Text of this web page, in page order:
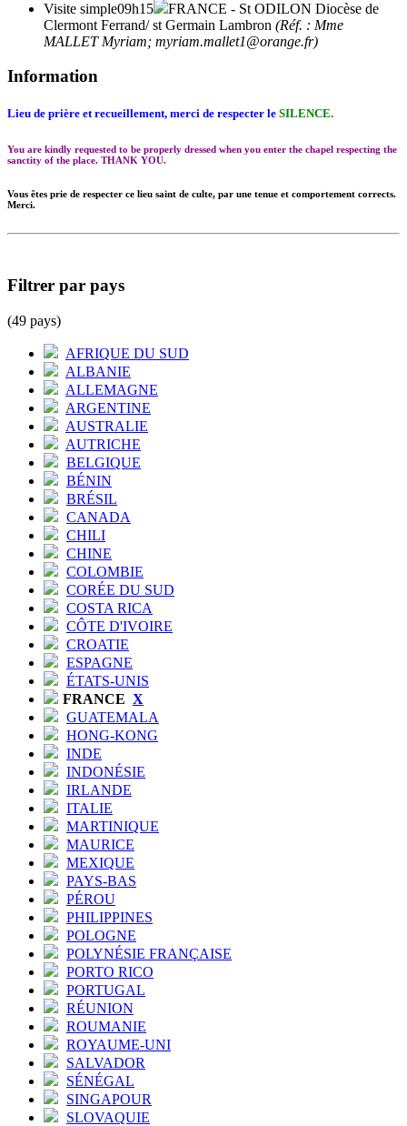
Visite simple09h15 FRANCE - St ODILON Diocèse de
Clermont Ferrand/ st Germain Lambron (Réf. : Mme
MALLET Myriam; myriam.mallet1@orange.fr)
Information
Lieu de prière et recueillement, merci de respecter le SILENCE.
You are kindly requested to be properly dressed when you enter the chapel respecting the
sanctity of the place. THANK YOU.
Vous êtes prie de respecter ce lieu saint de culte, par une tenue et comportement corrects.
Merci.
Filtrer par pays
(49 pays)
AFRIQUE DU SUD
ALBANIE
ALLEMAGNE
ARGENTINE
AUSTRALIE
AUTRICHE
BELGIQUE
BÉNIN
BRÉSIL
CANADA
CHILI
CHINE
COLOMBIE
CORÉE DU SUD
COSTA RICA
CÔTE D'IVOIRE
CROATIE
ESPAGNE
ÉTATS-UNIS
FRANCE X
GUATEMALA
HONG-KONG
INDE
INDONÉSIE
IRLANDE
ITALIE
MARTINIQUE
MAURICE
MEXIQUE
PAYS-BAS
PÉROU
PHILIPPINES
POLOGNE
POLYNÉSIE FRANÇAISE
PORTO RICO
PORTUGAL
RÉUNION
ROUMANIE
ROYAUME-UNI
SALVADOR
SÉNÉGAL
SINGAPOUR
SLOVAQUIE